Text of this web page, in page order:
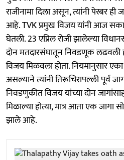
राजीनामा दिला असून, त्यांनी पेरबर
आहे. TVK प्रमुख विजय यांनी आज
घेतली. 23 एप्रिल रोजी झालेल्या
दोन मतदारसंघातून निवडणूक लढवली
विजय मिळवला होता. नियमानुसार
असल्याने त्यांनी तिरूचिरापल्ली पूर्व
निवडणुकीत विजय यांच्या दोन
मिळाल्या होत्या, मात्र आता एक
झाले आहे.